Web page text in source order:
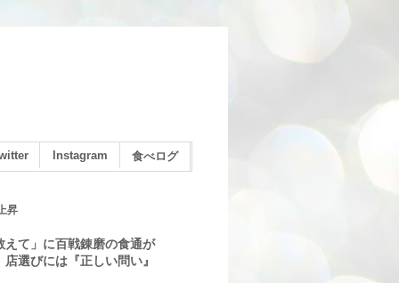
Instagram 食べログ
昇
えて」に百戦錬磨の食通が
選びには『正しい問い』